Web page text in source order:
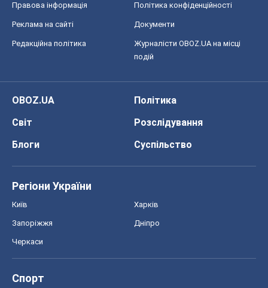
Правова інформація Політика конфіденційності
Реклама на сайті Документи
Редакційна політика
Журналісти OBOZ.UA на місці
подій
OBOZ.UA
Політика
Світ
Розслідування
Блоги
Суспільство
Регіони України
Київ Харків
Запоріжжя Дніпро
Черкаси
Спорт